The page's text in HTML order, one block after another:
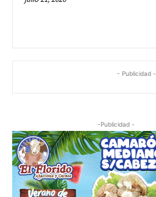
- Publicidad -
-Publicidad -